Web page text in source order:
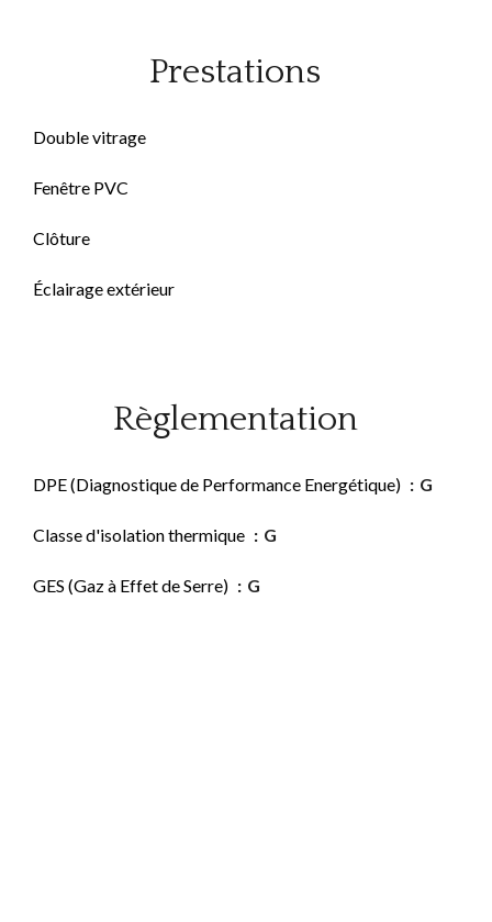
Prestations
Double vitrage
Fenêtre PVC
Clôture
Éclairage extérieur
Règlementation
DPE (Diagnostique de Performance Energétique) G
Classe d'isolation thermique G
GES (Gaz à Effet de Serre) G